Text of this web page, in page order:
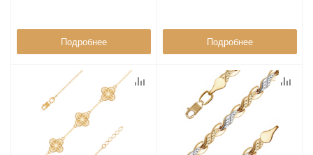
Подробнее Подробнее